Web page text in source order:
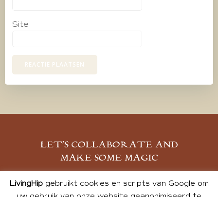
Site
LET’S COLLABORATE AND
MAKE SOME MAGIC
MELD JE AAN
LivingHipgebruikt cookies en scripts van Google om